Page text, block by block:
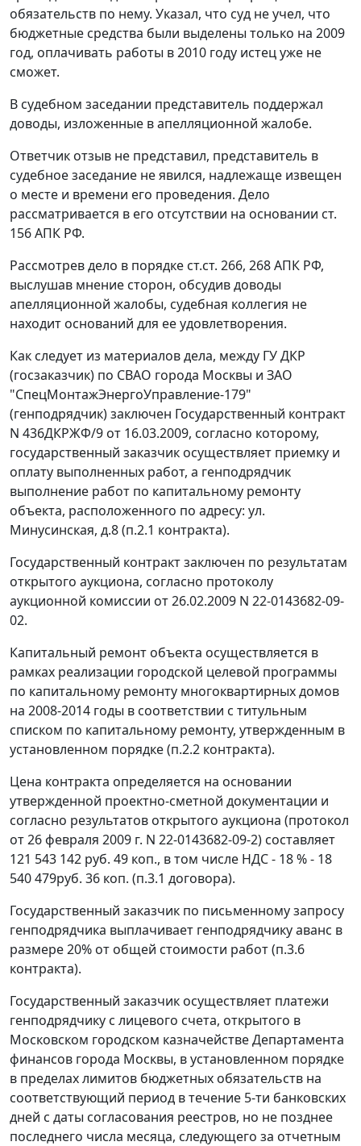
обязательств по нему. Указал, что суд не учел, что
бюджетные средства были выделены только на 2009
год, оплачивать работы в 2010 году истец уже не
сможет.
В судебном заседании представитель поддержал
доводы, изложенные в апелляционной жалобе.
Ответчик отзыв не представил, представитель в
судебное заседание не явился, надлежаще извещен
о месте и времени его проведения. Дело
рассматривается в его отсутствии на основании ст.
156АПК РФ.
Рассмотрев дело в порядке ст.ст. 266, 268АПК РФ,
выслушав мнение сторон, обсудив доводы
апелляционной жалобы, судебная коллегия не
находит оснований для ее удовлетворения.
Как следует из материалов дела, между ГУ ДКР
(госзаказчик) по СВАО города Москвы и ЗАО
"СпецМонтажЭнергоУправление-179"
(генподрядчик) заключен Государственный контракт
N 436ДКРЖФ/9 от 16.03.2009, согласно которому,
государственный заказчик осуществляет приемку и
оплату выполненных работ, а генподрядчик
выполнение работ по капитальному ремонту
объекта, расположенного по адресу: ул.
Минусинская, д.8 (п.2.1 контракта).
Государственный контракт заключен по результатам
открытого аукциона, согласно протоколу
аукционной комиссии от 26.02.2009 N 22-0143682-09-
02.
Капитальный ремонт объекта осуществляется в
рамках реализации городской целевой программы
по капитальному ремонту многоквартирных домов
на 2008-2014 годы в соответствии с титульным
списком по капитальному ремонту, утвержденным в
установленном порядке (п.2.2 контракта).
Цена контракта определяется на основании
утвержденной проектно-сметной документации и
согласно результатов открытого аукциона (протокол
от 26 февраля 2009 г. N 22-0143682-09-2) составляет
121 543 142 руб. 49 коп., в том числе НДС - 18 % - 18
540 479руб. 36 коп. (п.3.1 договора).
Государственный заказчик по письменному запросу
генподрядчика выплачивает генподрядчику аванс в
размере 20% от общей стоимости работ (п.3.6
контракта).
Государственный заказчик осуществляет платежи
генподрядчику с лицевого счета, открытого в
Московском городском казначействе Департамента
финансов города Москвы, в установленном порядке
в пределах лимитов бюджетных обязательств на
соответствующий период в течение 5-ти банковских
дней с даты согласования реестров, но не позднее
последнего числа месяца, следующего за отчетным